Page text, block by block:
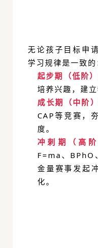
无论孩子目标申
学习规律是一致的
起步期（低阶）
培养兴趣，建
成长期（中阶）
CAP等竞赛，
度。
冲刺期（高阶
F=ma 、BPhO
金量赛事发起
化。